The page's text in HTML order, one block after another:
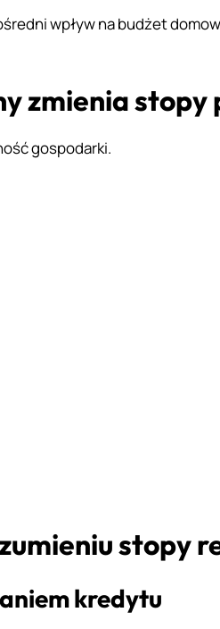
wpływ na budżet
zmienia stopy
gospodarki.
stopy
kredytu